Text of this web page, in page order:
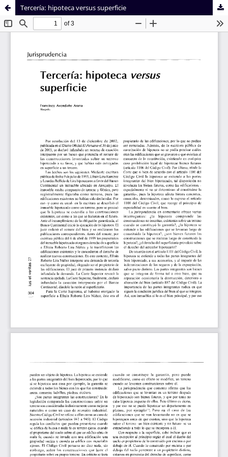
Sistema de
Bibliotecas
Facultad de
Derecho
Tercería: hipoteca versus superficie